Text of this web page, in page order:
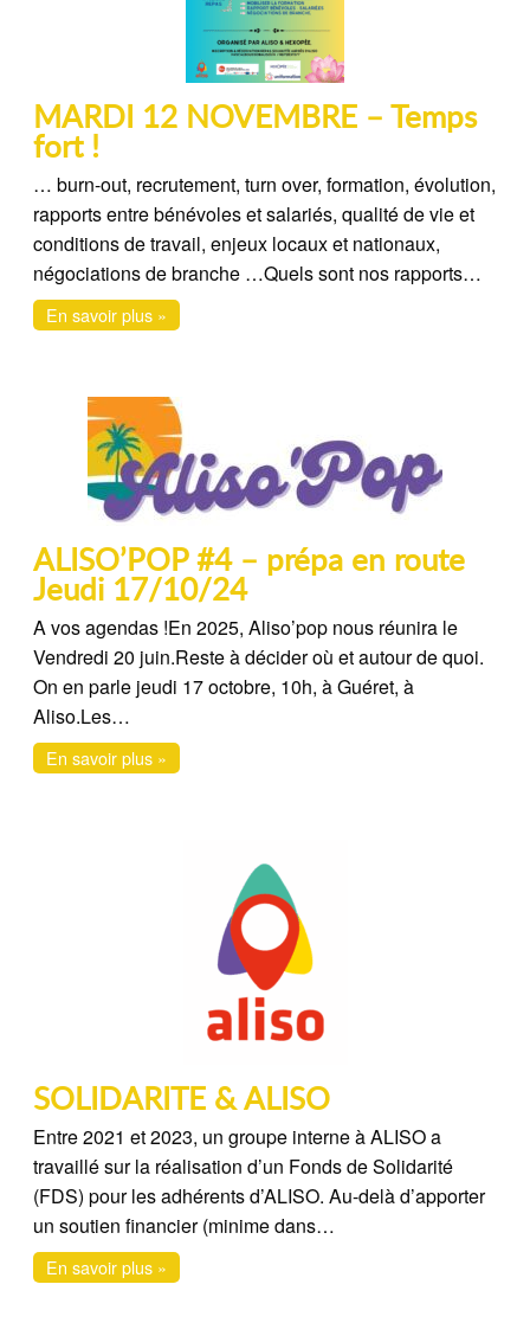
MARDI 12 NOVEMBRE – Temps
fort !
… burn-out, recrutement, turn over, formation, évolution,
rapports entre bénévoles et salariés, qualité de vie et
conditions de travail, enjeux locaux et nationaux,
négociations de branche …Quels sont nos rapports…
En savoir plus »
ALISO’POP #4 – prépa en route
Jeudi 17/10/24
A vos agendas !En 2025, Aliso’pop nous réunira le
Vendredi 20 juin.Reste à décider où et autour de quoi.
On en parle jeudi 17 octobre, 10h, à Guéret, à
Aliso.Les…
En savoir plus »
SOLIDARITE & ALISO
Entre 2021 et 2023, un groupe interne à ALISO a
travaillé sur la réalisation d’un Fonds de Solidarité
(FDS) pour les adhérents d’ALISO. Au-delà d’apporter
un soutien financier (minime dans…
En savoir plus »